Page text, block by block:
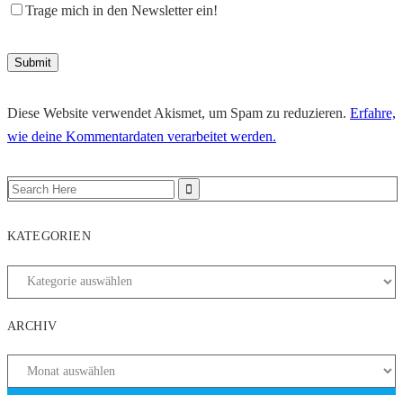
Trage mich in den Newsletter ein!
Diese Website verwendet Akismet, um Spam zu reduzieren. Erfahre,
wie deine Kommentardaten verarbeitet werden.
KATEGORIEN
ARCHIV